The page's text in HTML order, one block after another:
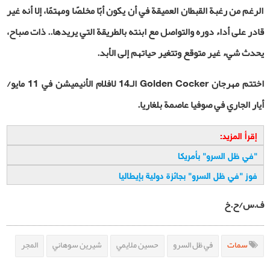
الرغم من رغبة القبطان العميقة في أن يكون أبًا مخلصًا ومهتمًا، إلا أنه غير
قادر على أداء دوره والتواصل مع ابنته بالطريقة التي يريدها.. ذات صباح،
يحدث شيء غير متوقع وتتغير حياتهم إلى الأبد.
اختتم مهرجانGolden Cocker
الـ14 لافلام الأنيميشن في 11 مايو/
أيار الجاري في صوفيا عاصمة بلغاريا.
إقرأ المزيد:
"في ظل السرو" بأمريكا
فوز "في ظل السرو" بجائزة دولية بإيطاليا
ف.س/ح.خ
سمات في ظل السرو حسين ملايمي شيرين سوهاني المجر